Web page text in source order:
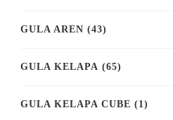
GULA AREN (43)
GULA KELAPA (65)
GULA KELAPA CUBE (1)